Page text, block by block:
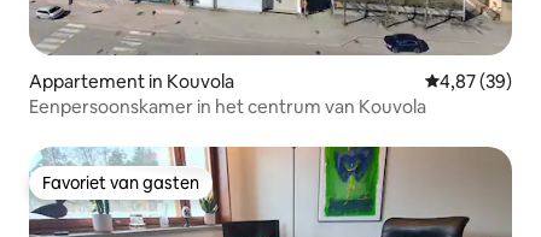
Appartement in Kouvola Gemiddelde
4,87 (39)
Eenpersoonskamer in het centrum van Kouvola
Favoriet van gasten
Favoriet van gasten